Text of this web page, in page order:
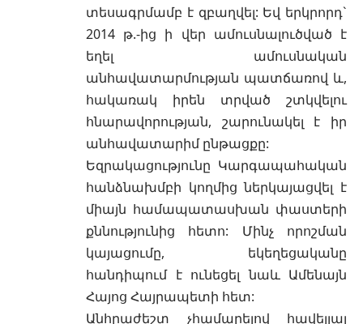
տեսագրմամբ է զբաղվել: Եվ երկրորդ`
2014 թ.-ից ի վեր ամուսնալուծված է
եղել ամուսնական
անհավատարմության պատճառով և,
հակառակ իրեն տրված շտկվելու
հնարավորության, շարունակել է իր
անհավատարիմ ընթացքը:
Եզրակացությունը Կարգապահական
հանձնախմբի կողմից ներկայացվել է
միայն համապատասխան փաստերի
քննությունից հետո: Մինչ որոշման
կայացումը, եկեղեցականը
հանդիպում է ունեցել նաև Ամենայն
Հայոց Հայրապետի հետ:
Անհրաժեշտ չհամարելով հավելյալ